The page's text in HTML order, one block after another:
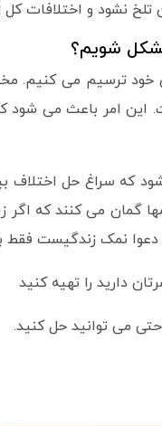
نشود و اختلافات کل
شویم؟
خود ترسیم می کنیم.
باعث می شود که
سراغ حل اختلاف
گمان می کنند که
نمک زندگیست فقط
دارید را تهیه کنید
می توانید حل کنید.